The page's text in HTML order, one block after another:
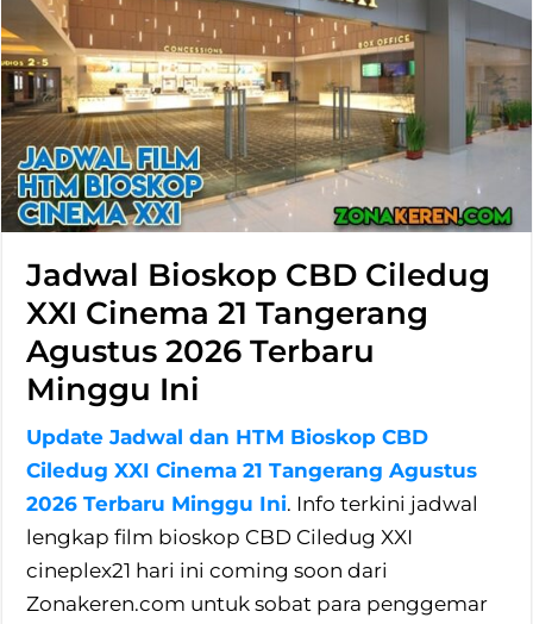
Jadwal Bioskop CBD Ciledug
XXI Cinema 21 Tangerang
Agustus 2026 Terbaru
Minggu Ini
Update Jadwal dan HTM Bioskop CBD
Ciledug XXI Cinema 21 Tangerang Agustus
2026 Terbaru Minggu Ini. Info terkini jadwal
lengkap film bioskop CBD Ciledug XXI
cineplex21 hari ini coming soon dari
Zonakeren.com untuk sobat para penggemar